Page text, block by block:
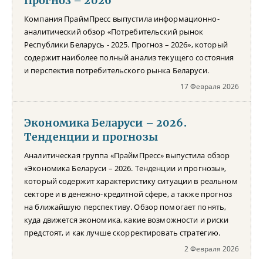
Компания ПраймПресс выпустила информационно-
аналитический обзор «Потребительский рынок
Республики Беларусь - 2025. Прогноз – 2026», который
содержит наиболее полный анализ текущего состояния
и перспектив потребительского рынка Беларуси.
17 Февраля 2026
Экономика Беларуси – 2026.
Тенденции и прогнозы
Аналитическая группа «ПраймПресс» выпустила обзор
«Экономика Беларуси – 2026. Тенденции и прогнозы»,
который содержит характеристику ситуации в реальном
секторе и в денежно-кредитной сфере, а также прогноз
на ближайшую перспективу. Обзор помогает понять,
куда движется экономика, какие возможности и риски
предстоят, и как лучше скорректировать стратегию.
2 Февраля 2026